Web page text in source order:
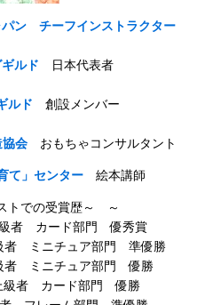
パン チーフインストラクター
ギルド 日本代表者
ルド 創設メンバー
会 おもちゃコンサルタント
て」センター 絵本講師
トでの受賞歴～ ～
者 カード部門 優秀賞
ミニチュア部門 準優勝
ミニチュア部門 優勝
者 カード部門 優勝